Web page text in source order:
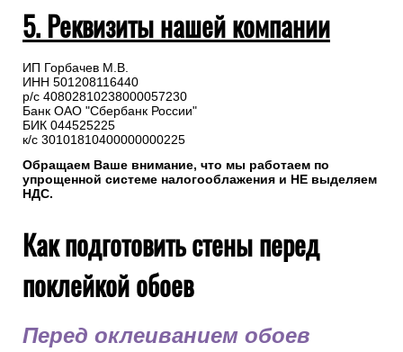
5. Реквизиты нашей компании
ИП Горбачев М.В.
ИНН 501208116440
р/с 40802810238000057230
Банк ОАО "Сбербанк России"
БИК 044525225
к/с 30101810400000000225
Обращаем Ваше внимание, что мы работаем по
упрощенной системе налогооблажения и НЕ выделяем
НДС.
Как подготовить стены перед
поклейкой обоев
Перед оклеиванием обоев